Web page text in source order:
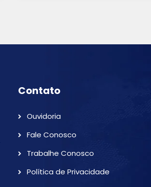
Contato
Ouvidoria
Fale Conosco
Trabalhe Conosco
Política de Privacidade